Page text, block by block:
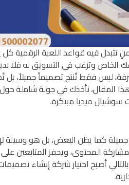
فيه قواعد اللعبة الرقمية كل
الخاص وترغب في التسويق له فلا
ليس فقط تُنتج تصميماً جميلاً، بل
المقال، نأخذك في جولة شاملة
سوشيال ميديا مبتكرة.
جميلة كما يظن البعض، بل هو وسيلة
المحتوى، ويحفز المتابعين على
أصبح اختيار شركة إنشاء